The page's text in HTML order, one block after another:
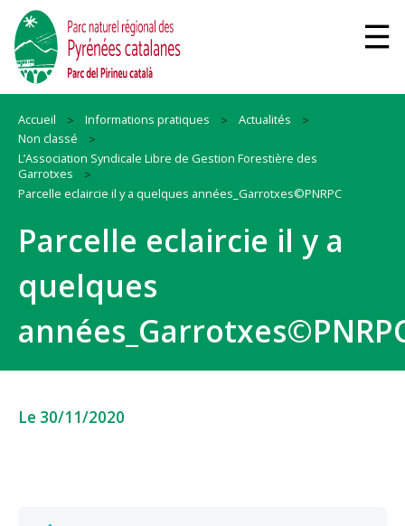
Accueil Informations pratiques
Actualités
Non classé
L’Association Syndicale Libre de Gestion Forestière des
Garrotxes
Parcelle eclaircie il y a quelques années_Garrotxes©PNRPC
Parcelle eclaircie il y a
quelques
Le 30/11/2020